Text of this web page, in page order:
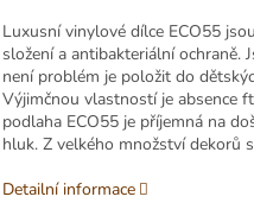
Luxusní vinylové dílce ECO55
složení a antibakteriální ochraně.
není problém je položit do
Výjimčnou vlastností je absence
podlaha ECO55 je příjemná na
hluk. Z velkého množství dekorů
Detailní informace